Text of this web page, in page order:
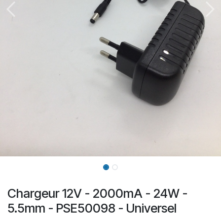
Chargeur 12V - 2000mA - 24W -
5.5mm - PSE50098 - Universel